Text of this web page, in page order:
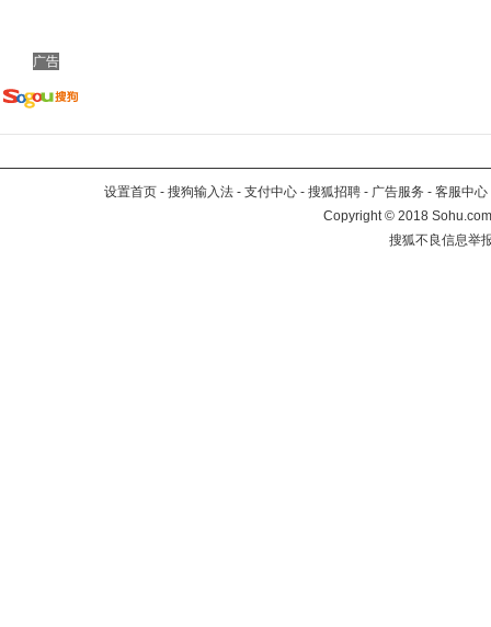
广告
设置首页 - 搜狗输入法 - 支付中心 - 搜狐招聘 - 广告服务 - 客服中心
Copyright©2018
搜狐不良信息举